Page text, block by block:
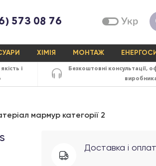
573 08 76 Укр
ХІМІЯ МОНТАЖ
і
Безкоштовні консультації,
мармур категорії 2
Доставка і